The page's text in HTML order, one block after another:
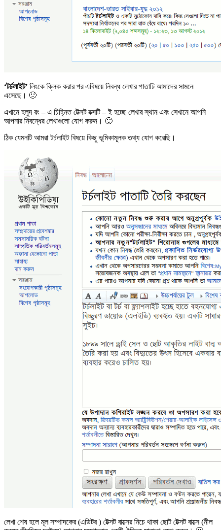
‘টর্চলাইট’ লিংকে ক্লিক করার পর এবিষয়ে নিবন্ধ লেখার পাতাটি আমাদের সামনে
এসেছে। 🙂
এখানে হলুদ রং – এ চিহ্নিত টেক্সট বক্সটি – ই হচ্ছে লেখার স্থান এবং সেখানে আপনি
আপনার নিবন্ধের লেখাগুলো যোগ করুন। 🙂
ঠিক যেমনটি আমরা টর্চলাইট বিষয়ে কিছু ভূমিকামূলক তথ্য যোগ করেছি।
লেখা শেষ হলে মূল সম্পাদকের (এডিটর ) টেক্সট বাক্সের নিচে থাকা ছোট টেক্সট বাক্সে (নীল